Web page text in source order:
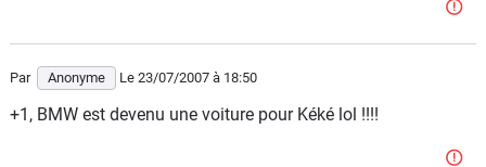
Par Anonyme Le 23/07/2007 à 18:50
+1, BMW est devenu une voiture pour Kéké lol !!!!